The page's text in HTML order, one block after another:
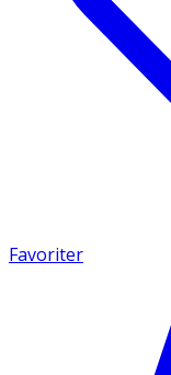
Favoriter